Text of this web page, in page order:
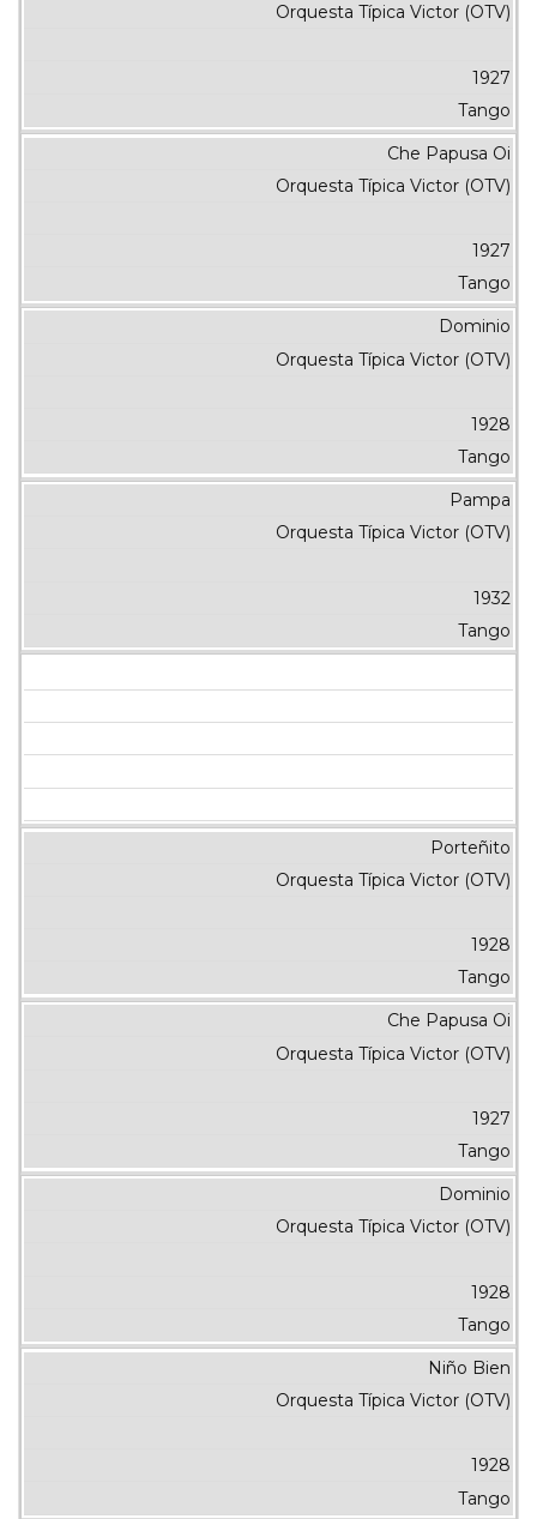
Orquesta Típica Victor (OTV)
1927
Tango
Che Papusa Oi
Orquesta Típica Victor (OTV)
1927
Tango
Dominio
Orquesta Típica Victor (OTV)
1928
Tango
Pampa
Orquesta Típica Victor (OTV)
1932
Tango
Porteñito
Orquesta Típica Victor (OTV)
1928
Tango
Che Papusa Oi
Orquesta Típica Victor (OTV)
1927
Tango
Dominio
Orquesta Típica Victor (OTV)
1928
Tango
Niño Bien
Orquesta Típica Victor (OTV)
1928
Tango